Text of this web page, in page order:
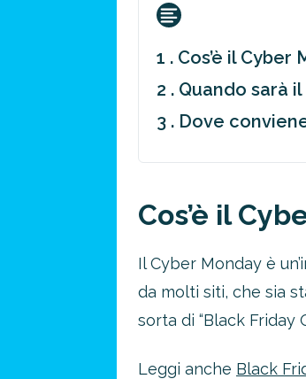
1 . Cos’è il Cyber
2 . Quando sarà
3 . Dove
Cos’è il
Il Cyber Monday è
da molti siti, che sia
sorta di “Black Friday
Leggi anche Black